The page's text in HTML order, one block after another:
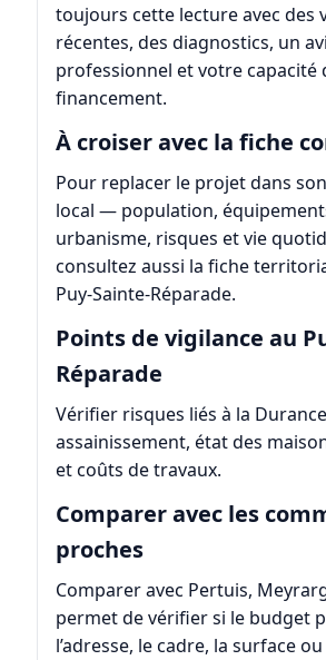
toujours cette lecture avec des
récentes, des diagnostics, un
professionnel et votre capacité
financement.
À croiser avec la fiche
Pour replacer le projet dans
local — population,
urbanisme, risques et vie
consultez aussi la fiche
Puy-Sainte-Réparade.
Points de vigilance au
Réparade
Vérifier risques liés à la
assainissement, état des
et coûts de travaux.
Comparer avec les
proches
Comparer avec Pertuis,
permet de vérifier si le budget
l’adresse, le cadre, la surface